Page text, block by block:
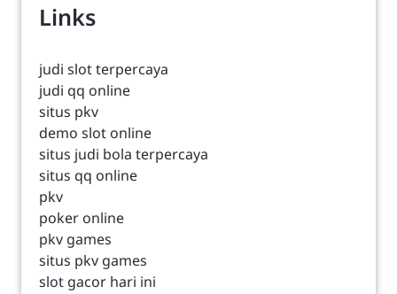
Links
judi slot terpercaya
judi qq online
situs pkv
demo slot online
situs judi bola terpercaya
situs qq online
pkv
poker online
pkv games
situs pkv games
slot gacor hari ini